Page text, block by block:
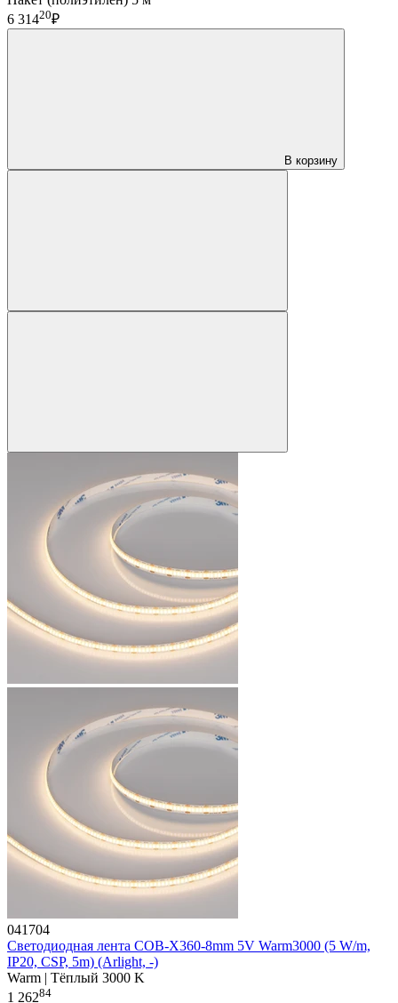
6 31420₽
В корзину
041704
Светодиодная лента COB-X360-8mm 5V Warm3000 (5 W/m,
IP20, CSP, 5m) (Arlight, -)
Warm | Тёплый 3000 K
1 26284